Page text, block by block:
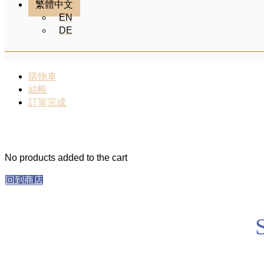
繁體中文
EN
DE
購物車
結帳
訂單完成
No products added to the cart
回到商店